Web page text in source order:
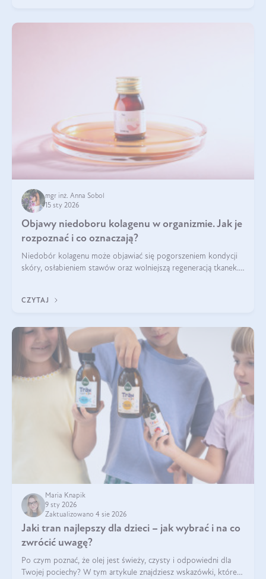
mgr inż. Anna Sobol
15 sty 2026
Objawy niedoboru kolagenu w organizmie. Jak je
rozpoznać i co oznaczają?
Niedobór kolagenu może objawiać się pogorszeniem kondycji
skóry, osłabieniem stawów oraz wolniejszą regeneracją tkanek.
osłabienie włosów.
CZYTAJ
Maria Knapik
9 sty 2026
Zaktualizowano 4 sie 2026
Jaki tran najlepszy dla dzieci – jak wybrać i na co
zwrócić uwagę?
Po czym poznać, że olej jest świeży, czysty i odpowiedni dla
Twojej pociechy? W tym artykule znajdziesz wskazówki, które